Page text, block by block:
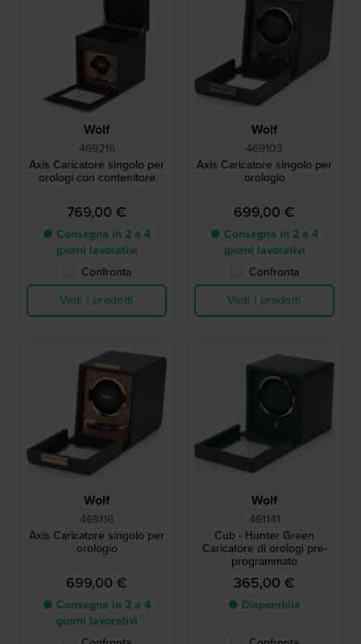
Wolf
469216
Axis Caricatore singolo per
orologi con contenitore
769,00 €
● Consegna in 2 a 4
giorni lavorativi
Confronta
Vedi i prodotti
Wolf
469103
Axis Caricatore singolo per
orologio
699,00 €
● Consegna in 2 a 4
giorni lavorativi
Confronta
Vedi i prodotti
Wolf
469116
Axis Caricatore singolo per
orologio
699,00 €
● Consegna in 2 a 4
giorni lavorativi
Wolf
461141
Cub - Hunter Green
Caricatore di orologi pre-
programmato
365,00 €
● Disponibile